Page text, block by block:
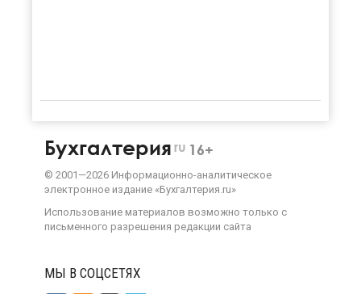
Бухгалтерия ru 16+
© 2001—2026 Информационно-аналитическое
электронное издание «Бухгалтерия.ru»
Использование материалов возможно только с
письменного разрешения редакции сайта
МЫ В СОЦСЕТЯХ